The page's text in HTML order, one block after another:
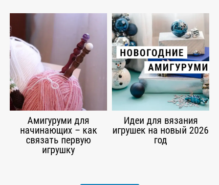
Амигуруми для
начинающих – как
связать первую
игрушку
Идеи для вязания
игрушек на новый 2026
год